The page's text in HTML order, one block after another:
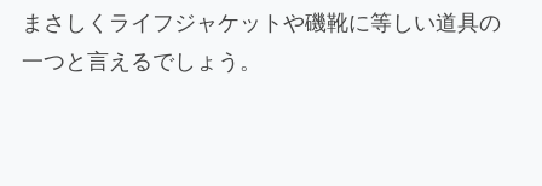
まさしくライフジャケットや磯靴に等しい道具の
一つと言えるでしょう。